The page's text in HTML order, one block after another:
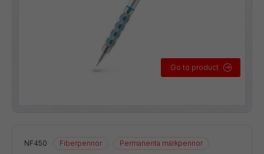
Go to product
NF450 Fiberpennor Permanenta märkpennor